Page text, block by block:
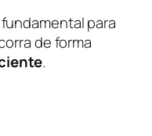
para
de forma
.